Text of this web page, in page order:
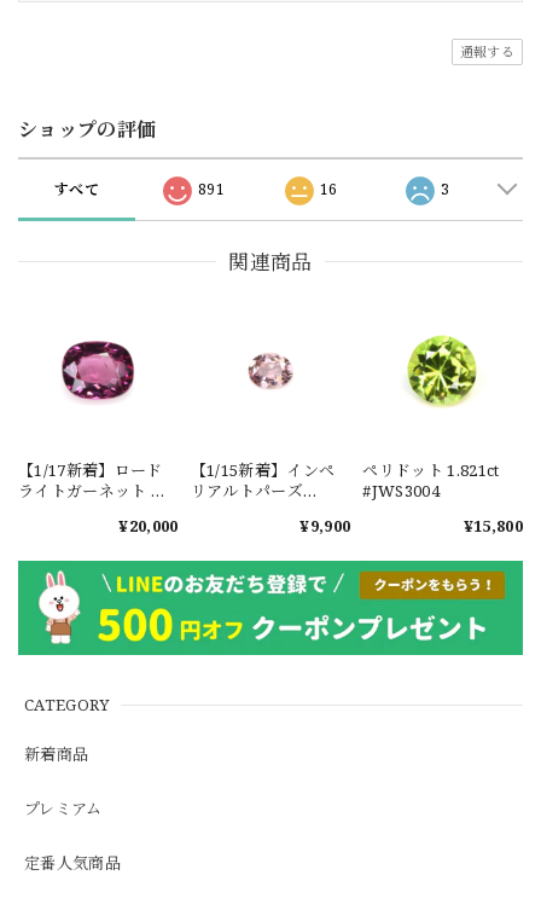
CATEGORY
新着商品
プレミアム
定番人気商品
通報する
ショップの評価
すべて 891 16 3
関連商品
【1/17新着】ロード
ライトガーネット タ
1.601ct【ソーティン
¥20,000
【1/15新着】インペ
リアルトパーズ
¥9,900
ペリドット 1.821ct
#JWS3004
¥15,800